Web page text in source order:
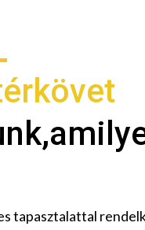
tapasztalattal